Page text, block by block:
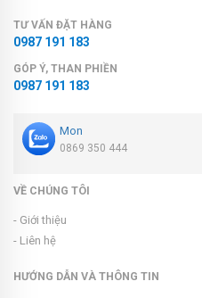
TƯ VẤN ĐẶT HÀNG
0987 191 183
GÓP Ý, THAN PHIỀN
0987 191 183
Mon
0869 350 444
VỀ CHÚNG TÔI
- Giới thiệu
- Liên hệ
HƯỚNG DẪN VÀ THÔNG TIN